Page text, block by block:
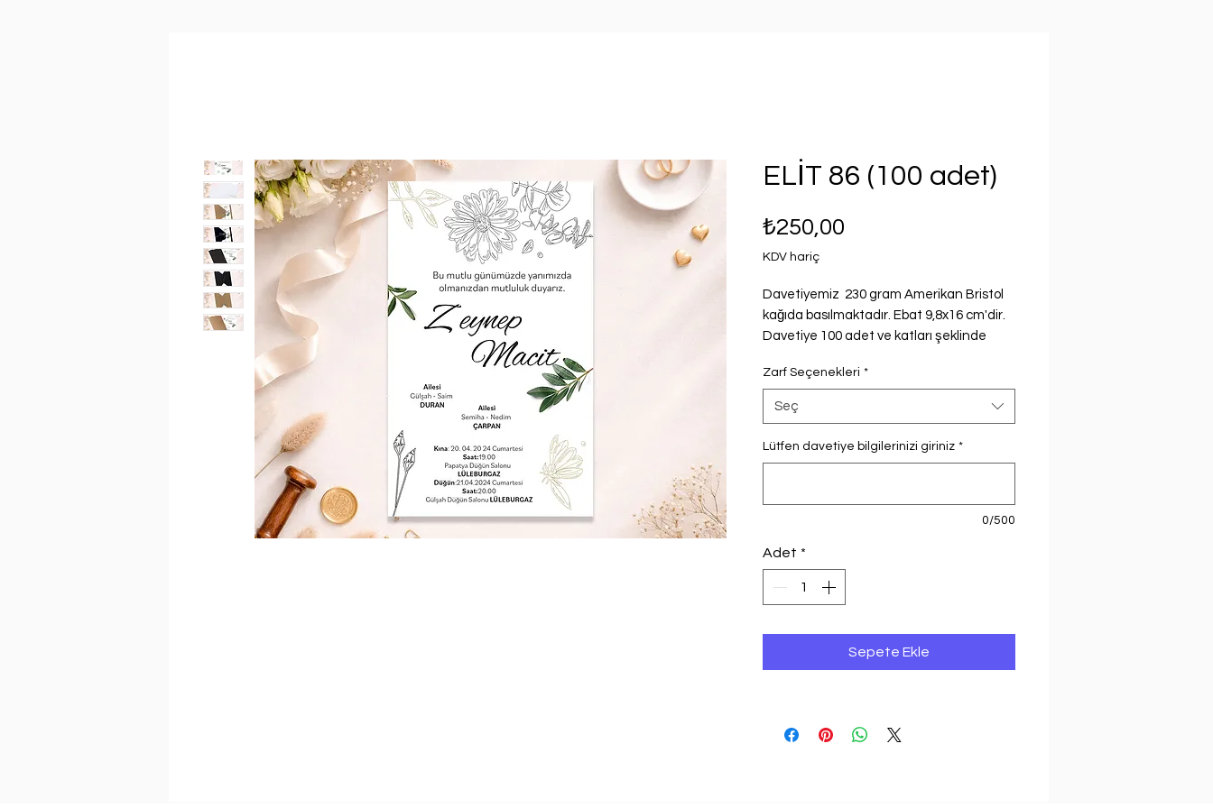
ELİT 86 (100 adet)
₺250,00Fiyat
KDV hariç
Davetiyemiz 230 gram Amerikan Bristol
kağıda basılmaktadır. Ebat 9,8x16 cm'dir.
Davetiye 100 adet ve katları şeklinde
adet fiyatıdır. Davetiye fiyatı seçilen
zarfla göre değişmektedir.
Zarf Seçenekleri *
Seç
Lütfen davetiye bilgilerinizi giriniz *
0/500
Adet *
Sepete Ekle